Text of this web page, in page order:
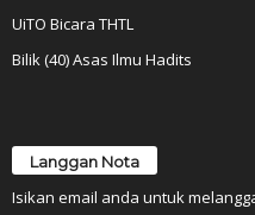
UiTO Bicara THTL
Bilik (40) Asas Ilmu Hadits
Langgan Nota
Isikan email anda untuk